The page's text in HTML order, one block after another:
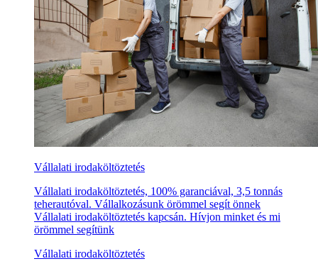
Vállalati irodaköltöztetés
Vállalati irodaköltöztetés, 100% garanciával, 3,5 tonnás
teherautóval. Vállalkozásunk örömmel segít önnek
Vállalati irodaköltöztetés kapcsán. Hívjon minket és mi
örömmel segítünk
Vállalati irodaköltöztetés